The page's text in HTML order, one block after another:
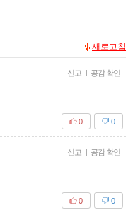
새로고침
신고 | 공감 확인
0
0
신고 | 공감 확인
0
0